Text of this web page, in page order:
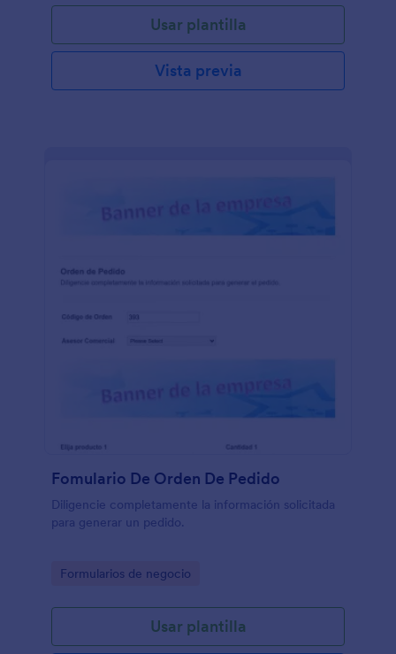
otras.
Usar plantilla
Vista previa
Fomulario De Orden De Pedido
Diligencie completamente la información solicitada
para generar un pedido.
Go to Category:
Formularios de negocio
Usar plantilla